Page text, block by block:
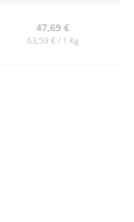
47,69 €
63,59 € / 1 Kg